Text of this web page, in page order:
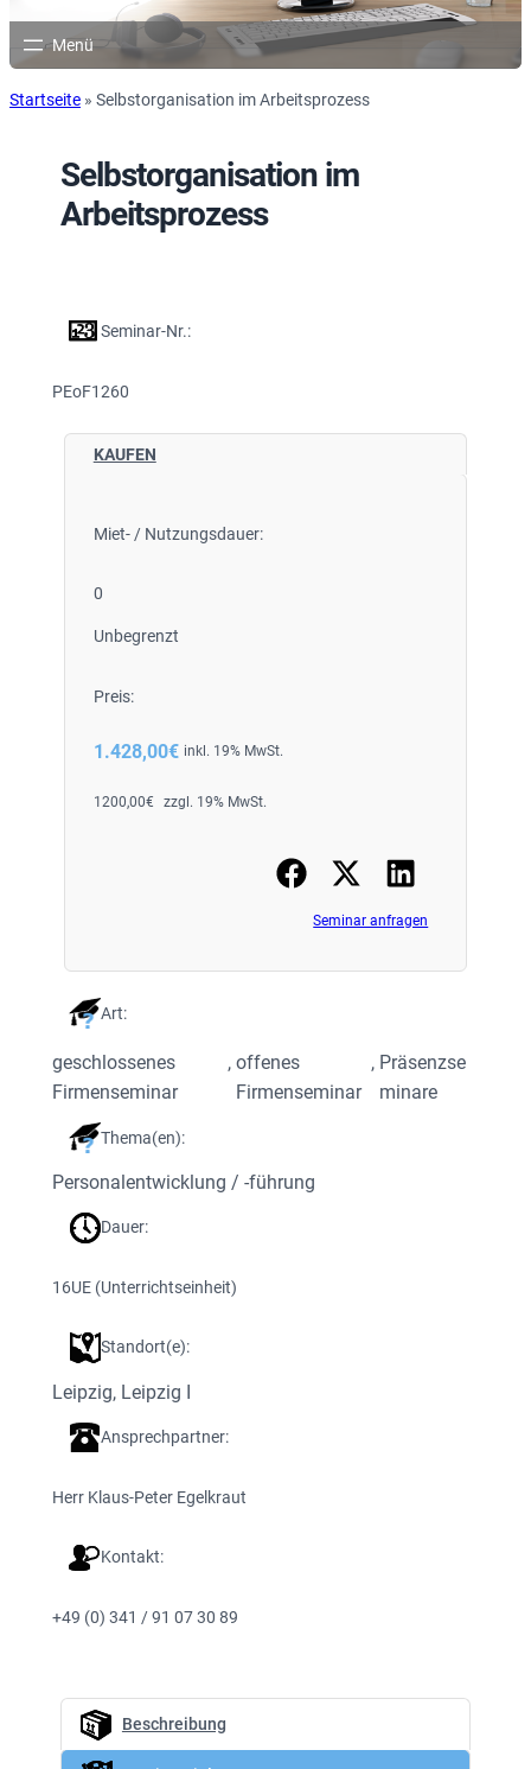
Startseite » Selbstorganisation im Arbeitsprozess
Selbstorganisation im
Arbeitsprozess
Seminar-Nr.:
PEoF1260
KAUFEN
Miet- / Nutzungsdauer:
0
Unbegrenzt
Preis:
1.428,00€ inkl. 19% MwSt.
1200,00€ zzgl. 19% MwSt.
Seminar anfragen
Art:
geschlossenes
Firmenseminar
, offenes
Firmenseminar
, Präsenzse
minare
Thema(en):
Personalentwicklung / -führung
Dauer:
16UE (Unterrichtseinheit)
Standort(e):
Leipzig, Leipzig I
Ansprechpartner:
Herr Klaus-Peter Egelkraut
Kontakt:
+49 (0) 341 / 91 07 30 89
Beschreibung